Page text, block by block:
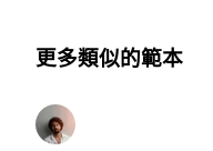
更多類似的範本